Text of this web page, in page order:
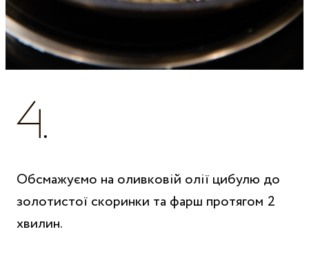
Обсмажуємо на оливковій олії цибулю до
золотистої скоринки та фарш протягом 2
хвилин.